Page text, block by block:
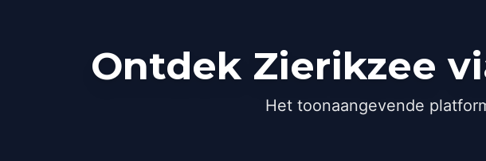
Ontdek Zierikzee
Het toonaangevende